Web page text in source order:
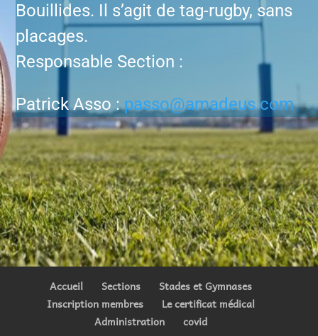
Bouillides. Il s’agit de tag-rugby, sans
placages.
Responsable Section :
Patrick Asso :passo@amadeus.com
Accueil Sections
Stades et Gymnases
Inscription membres
Le certificat médical
Administration
covid